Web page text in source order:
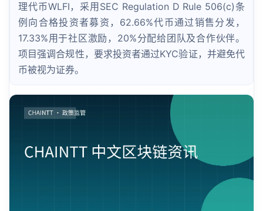
理代币WLFI，采用SEC Regulation D Rule 506(c)条
例向合格投资者募资，62.66%代币通过销售分发，
17.33%用于社区激励，20%分配给团队及合作伙伴。
项目强调合规性，要求投资者通过KYC验证，并避免代
币被视为证券。